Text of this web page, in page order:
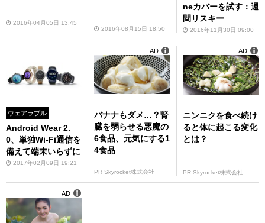
2016年04月05日 13:45
2016年08月15日 18:50
neカバーを試す：週
間リスキー
2016年11月30日 09:00
ウェアラブル
Android Wear 2.
0、単独Wi-Fi通信を
備えて端末いらずに
2017年02月09日 19:21
バナナもダメ…？腎
臓を弱らせる悪魔の
6食品、元気にする1
4食品
PR Skyrocket株式会社
AD
ニンニクを食べ続け
ると体に起こる変化
とは？
PR Skyrocket株式会社
AD
AD